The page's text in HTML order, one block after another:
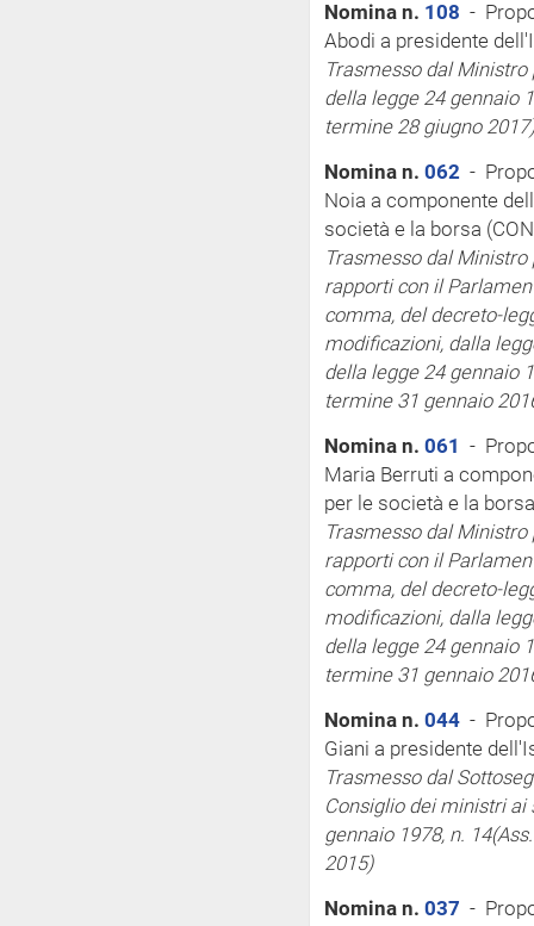
Nomina n. 108 -
Abodi a presidente
Trasmesso dal Ministro
della legge 24 gennaio
termine 28 giugno 2017)
Nomina n. 062 -
Noia a componente
società e la borsa
Trasmesso dal
rapporti con il
comma, del decreto-
modificazioni, dalla
della legge 24 gennaio
termine 31 gennaio
Nomina n. 061 -
Maria Berruti a
per le società e la
Trasmesso dal
rapporti con il
comma, del decreto-
modificazioni, dalla
della legge 24 gennaio
termine 31 gennaio
Nomina n. 044 -
Giani a presidente
Trasmesso dal
Consiglio dei ministriai
gennaio 1978, n. 14
2015)
Nomina n. 037 -